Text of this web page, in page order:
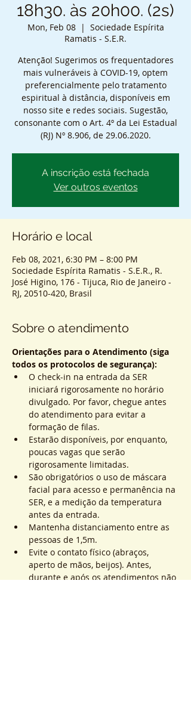
18h30. às 20h00. (2s)
Mon, Feb 08
  |
Sociedade Espírita
Ramatis - S.E.R.
Atenção! Sugerimos os frequentadores
mais vulneráveis à COVID-19, optem
preferencialmente pelo tratamento
espiritual à distância, disponíveis em
nosso site e redes sociais. Sugestão,
consonante com o Art. 4º da Lei Estadual
(RJ) Nº 8.906, de 29.06.2020.
A inscrição está fechada
Ver outros eventos
Horário e local
Feb 08, 2021, 6:30 PM – 8:00 PM
Sociedade Espírita Ramatis - S.E.R., R.
José Higino, 176 - Tijuca, Rio de Janeiro -
RJ, 20510-420, Brasil
Sobre o atendimento
Orientações para o Atendimento (siga
todos os protocolos de segurança):
O check-in na entrada da SER
iniciará rigorosamente no horário
divulgado. Por favor, chegue antes
do atendimento para evitar a
formação de filas.
Estarão disponíveis, por enquanto,
poucas vagas que serão
rigorosamente limitadas.
São obrigatórios o uso de máscara
facial para acesso e permanência na
SER, e a medição da temperatura
antes da entrada.
Mantenha distanciamento entre as
pessoas de 1,5m.
Evite o contato físico (abraços,
aperto de mãos, beijos). Antes,
durante e após os atendimentos não